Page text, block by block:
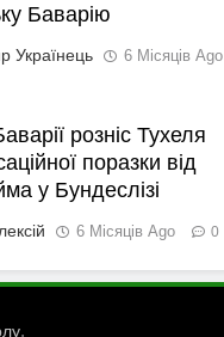
Баварію
Українець 6 Місяців Ago
розніс Тухеля
поразки від
у Бундеслізі
6 Місяців Ago 0
.